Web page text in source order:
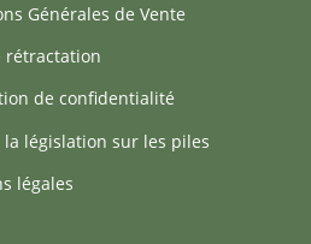
Générales de Vente
rétractation
de confidentialité
la législation sur les piles
légales